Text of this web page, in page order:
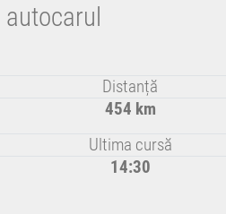
Distanță
454 km
Ultima cursă
14:30